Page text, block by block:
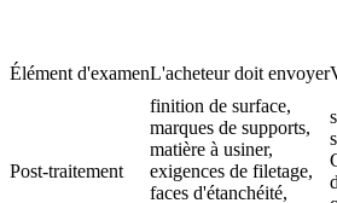
Élément d'examenL'acheteur doit envoyer
Post-traitement
finition de surface,
marques de supports,
matière à usiner,
exigences de filetage,
faces d'étanchéité,